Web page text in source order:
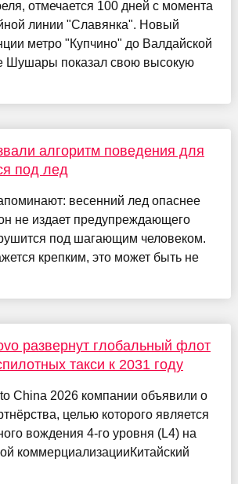
отмечается 100 дней с момента
линии "Славянка". Новый
метро "Купчино" до Валдайской
Шушары показал свою высокую
алгоритм поведения для
под лед
весенний лед опаснее
не издает предупреждающего
под шагающим человеком.
крепким, это может быть не
развернут глобальный флот
такси к 2031 году
China 2026 компании объявили о
целью которого является
вождения 4-го уровня (L4) на
коммерциализацииКитайский